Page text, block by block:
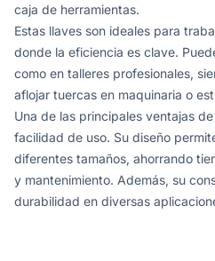
caja de herramientas.
Estas llaves son ideales para
donde la eficiencia es clave.
como en talleres profesionales,
aflojar tuercas en maquinaria o
Una de las principales ventajas
facilidad de uso. Su diseño
diferentes tamaños, ahorrando
y mantenimiento. Además, su
durabilidad en diversas